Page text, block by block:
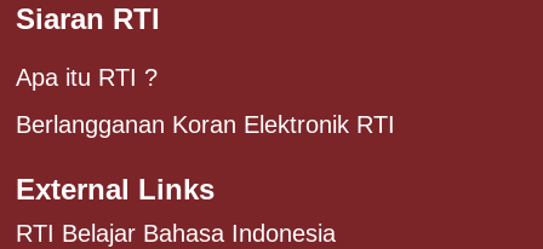
Siaran RTI
Apa itu RTI ?
Berlangganan Koran Elektronik RTI
External Links
RTI Belajar Bahasa Indonesia